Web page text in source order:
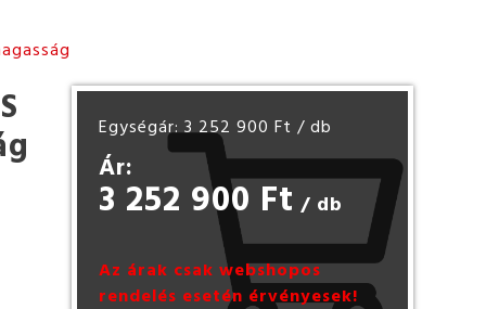
Egységár: 3 252 900 Ft / db
Ár:
3 252 900 Ft / db
Az árak csak webshopos
rendelés esetén érvényesek!